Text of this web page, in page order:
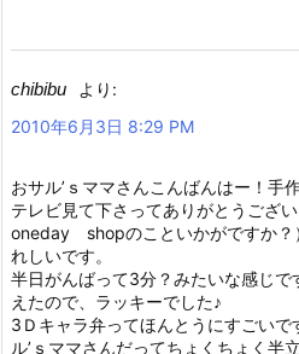
chibibu
より:
2010年6月3日 8:29 PM
おサル’ｓママさんこんばんはー！手
テレビ見て下さってありがとうござ
oneday shopのこといかがですか？
れしいです。
半日がんばって3分？みたいな感じで
えたので、ラッキーでした♪
3Ｄキャラ弁ってほんとうにすごい
ル’ｓママさんだってちょくちょく半